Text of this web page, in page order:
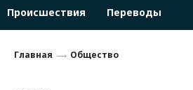
Происшествия Переводы
Главная Общество